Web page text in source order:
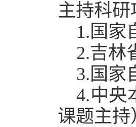
主持科研
1.国家
2.吉林
3.国家
4.中央
课题主持